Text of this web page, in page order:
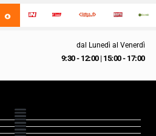
dal Lunedì al Venerdì
9:30 - 12:00| 15:00 - 17:00